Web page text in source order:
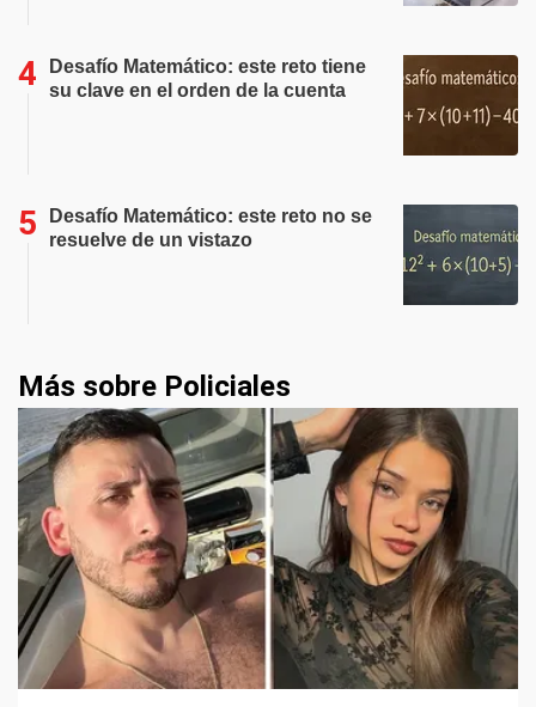
Desafío Matemático: este reto tiene
su clave en el orden de la cuenta
Desafío Matemático: este reto no se
resuelve de un vistazo
Más sobre Policiales